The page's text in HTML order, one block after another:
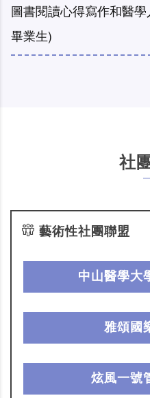
圖書閱讀心得寫作和醫
畢業生)
社
藝術性社團聯盟
中山醫學大
雅頌國
炫風一號